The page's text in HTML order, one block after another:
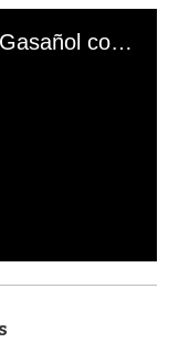
El mal momento de Yanina Gasañol con un hincha argentino en "Subrayado"